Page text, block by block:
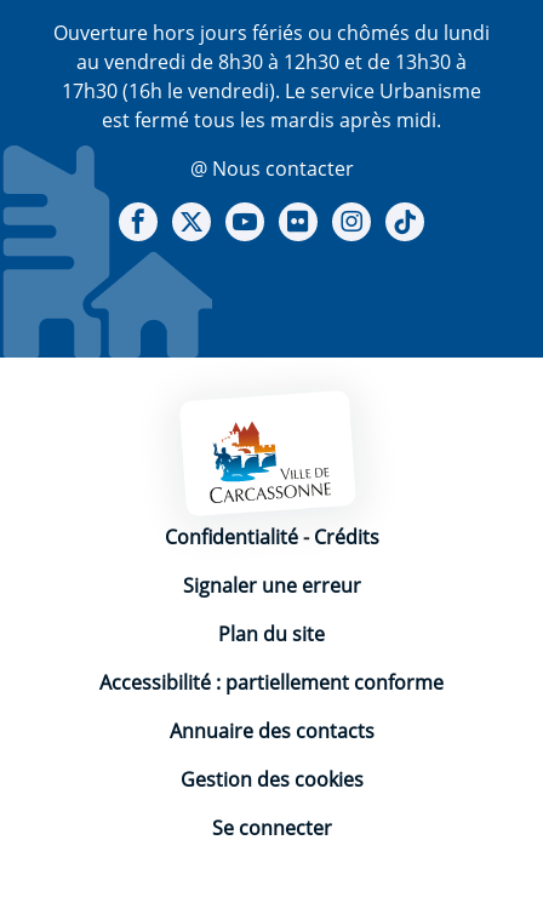
Ouverture hors jours fériés ou chômés du lundi
au vendredi de 8h30 à 12h30 et de 13h30 à
17h30 (16h le vendredi). Le service Urbanisme
est fermé tous les mardis après midi.
@ Nous contacter
Notre Facebook
Notre X - (twitter)
Notre chaine Youtube
Notre Gallerie sur Flickr
Notre Instagram
Mentions légales
Confidentialité-Crédits
Signaler une erreur
Plan du site
Accessibilité : partiellement conforme
Annuaire des contacts
Gestion des cookies
Se connecter